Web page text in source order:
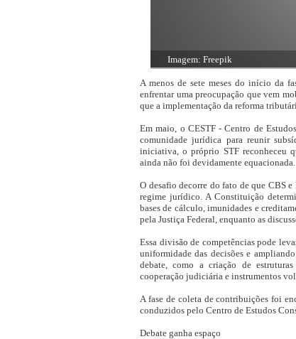
Imagem: Freepik
A menos de sete meses do início da
enfrentar uma preocupação que vem
que a implementação da reforma
Em maio, o CESTF - Centro de
comunidade jurídica para reunir
iniciativa, o próprio STF reconheceu
ainda não foi devidamente equacionada.
O desafio decorre do fato de que CBS
regime jurídico. A Constituição
bases de cálculo, imunidades e
pela Justiça Federal, enquanto as
Essa divisão de competências pode
uniformidade das decisões e
debate, como a criação de
cooperação judiciária e instrumentos
A fase de coleta de contribuições foi
conduzidos pelo Centro de Estudos
Debate ganha espaço